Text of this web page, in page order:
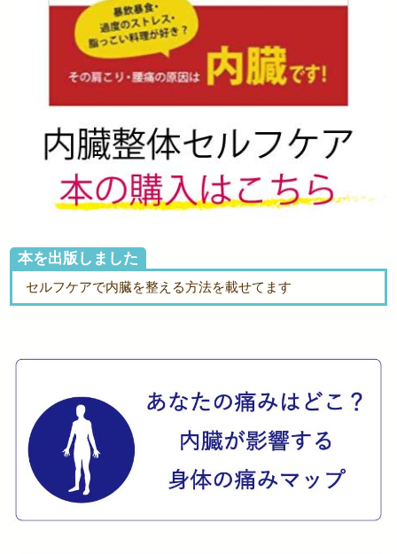
本を出版しました
セルフケアで内臓を整える方法を載せてます